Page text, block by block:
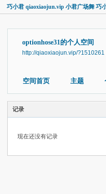
巧小君 qiaoxiaojun.vip 小君广场舞 巧
optionhose31的个人空间
http://qiaoxiaojun.vip/?1510261
空间首页 主题
记录
现在还没有记录